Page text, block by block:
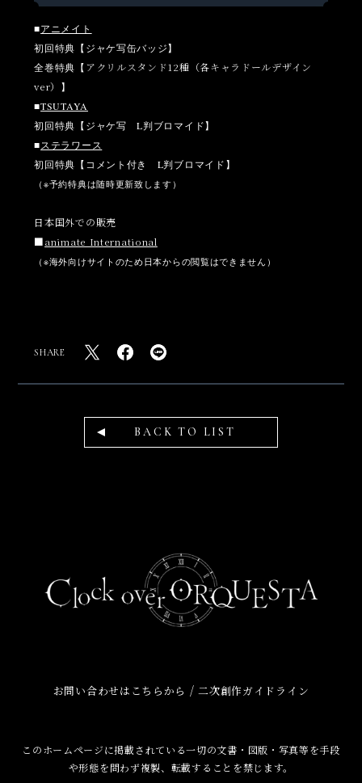
■アニメイト
初回特典【ジャケ写缶バッジ】
全巻特典【アクリルスタンド12種（各キャラドールデザイン
ver） 】
■TSUTAYA
初回特典【ジャケ写 L判ブロマイド】
■ステラワース
初回特典【コメント付き L判ブロマイド】
（※予約特典は随時更新致します）
日本国外での販売
■animate International
（※海外向けサイトのため日本からの閲覧はできません）
SHARE
BACK TO LIST
お問い合わせはこちらから /二次創作ガイドライン
このホームページに掲載されている一切の文書・図版・写真等を手段
や形態を問わず複製、転載することを禁じます。